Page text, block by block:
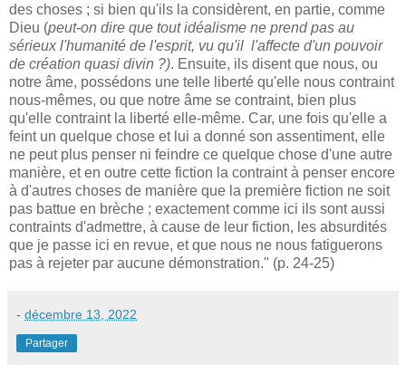
des choses ; si bien qu'ils la considèrent, en partie, comme
Dieu (peut-on dire que tout idéalisme ne prend pas au
sérieux l'humanité de l'esprit, vu qu'il l'affecte d'un pouvoir
de création quasi divin ?). Ensuite, ils disent que nous, ou
notre âme, possédons une telle liberté qu'elle nous contraint
nous-mêmes, ou que notre âme se contraint, bien plus
qu'elle contraint la liberté elle-même. Car, une fois qu'elle a
feint un quelque chose et lui a donné son assentiment, elle
ne peut plus penser ni feindre ce quelque chose d'une autre
manière, et en outre cette fiction la contraint à penser encore
à d'autres choses de manière que la première fiction ne soit
pas battue en brèche ; exactement comme ici ils sont aussi
contraints d'admettre, à cause de leur fiction, les absurdités
que je passe ici en revue, et que nous ne nous fatiguerons
pas à rejeter par aucune démonstration." (p. 24-25)
- décembre 13, 2022
Partager